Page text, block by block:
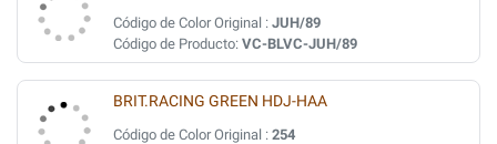
Código de Color Original : JUH/89
Código de Producto: VC-BLVC-JUH/89
BRIT.RACING GREEN HDJ-HAA
Código de Color Original : 254